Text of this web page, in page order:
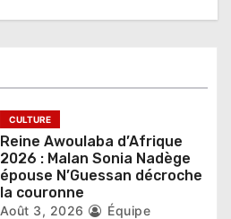
CULTURE
Reine Awoulaba d’Afrique
2026 : Malan Sonia Nadège
épouse N’Guessan décroche
la couronne
Août 3, 2026
Équipe